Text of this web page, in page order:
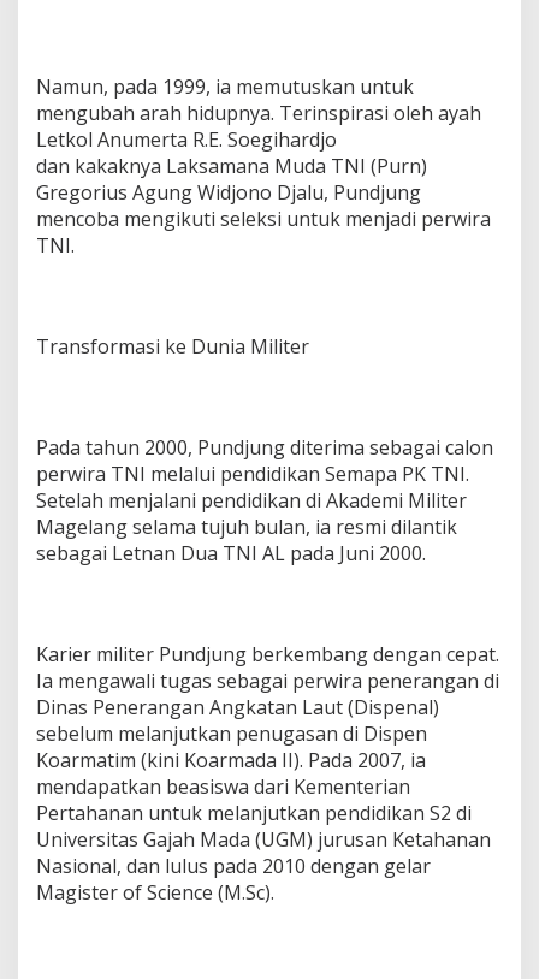
Namun, pada 1999, ia memutuskan untuk
mengubah arah hidupnya. Terinspirasi oleh ayah
Letkol Anumerta R.E. Soegihardjo
dan kakaknya Laksamana Muda TNI (Purn)
Gregorius Agung Widjono Djalu, Pundjung
mencoba mengikuti seleksi untuk menjadi perwira
TNI.
Transformasi ke Dunia Militer
Pada tahun 2000, Pundjung diterima sebagai calon
perwira TNI melalui pendidikan Semapa PK TNI.
Setelah menjalani pendidikan di Akademi Militer
Magelang selama tujuh bulan, ia resmi dilantik
sebagai Letnan Dua TNI AL pada Juni 2000.
Karier militer Pundjung berkembang dengan cepat.
Ia mengawali tugas sebagai perwira penerangan di
Dinas Penerangan Angkatan Laut (Dispenal)
sebelum melanjutkan penugasan di Dispen
Koarmatim (kini Koarmada II). Pada 2007, ia
mendapatkan beasiswa dari Kementerian
Pertahanan untuk melanjutkan pendidikan S2 di
Universitas Gajah Mada (UGM) jurusan Ketahanan
Nasional, dan lulus pada 2010 dengan gelar
Magister of Science (M.Sc).